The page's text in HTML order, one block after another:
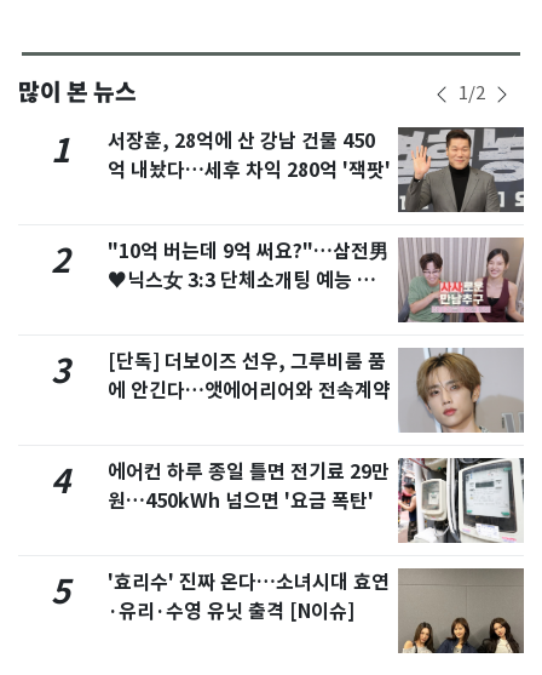
많이 본 뉴스 1/2
1
서장훈, 28억에 산 강남 건물 450
억 내놨다…세후 차익 280억 '잭팟'
2
"10억 버는데 9억 써요?"…삼전男
♥닉스女 3:3 단체소개팅 예능 화
3
[단독] 더보이즈 선우, 그루비룸 품
에 안긴다…앳에어리어와 전속계약
4
에어컨 하루 종일 틀면 전기료 29만
원…450kWh 넘으면 '요금 폭탄'
5
'효리수' 진짜 온다…소녀시대 효연
·유리·수영 유닛 출격 [N이슈]